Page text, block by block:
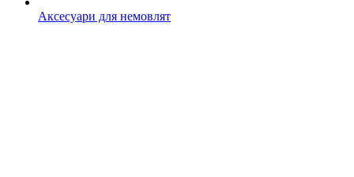
Аксесуари для немовлят